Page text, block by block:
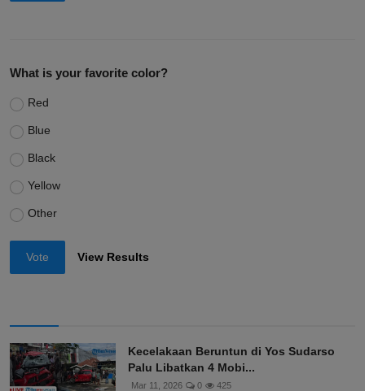
What is your favorite color?
Red
Blue
Black
Yellow
Other
Vote View Results
Kecelakaan Beruntun di Yos Sudarso
Palu Libatkan 4 Mobi...
Mar 11, 2026 0 425